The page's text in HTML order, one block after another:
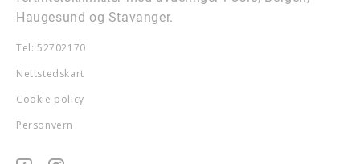
Haugesund og Stavanger.
Tel: 52702170
Nettstedskart
Cookie policy
Personvern